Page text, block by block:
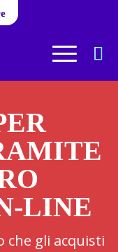
LINE
che gli acquisti